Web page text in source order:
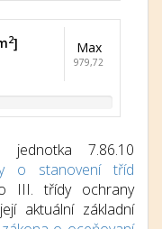
2] Max
979,72
jednotka 7.86.10
o stanovení tříd
III. třídy ochrany
aktuální základní